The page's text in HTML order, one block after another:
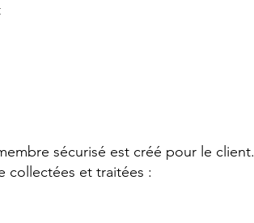
sécurisé est créé pour le client.
collectées et traitées :